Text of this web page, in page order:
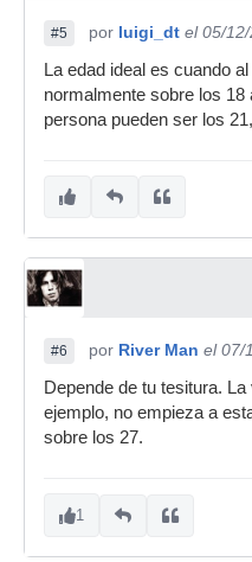
#5 por luigi_dt el 05/
La edad ideal es cuando
normalmente sobre los 18
persona pueden ser los
#6 por River Man el 07/
Depende de tu tesitura.
ejemplo, no empieza a
sobre los 27.
1